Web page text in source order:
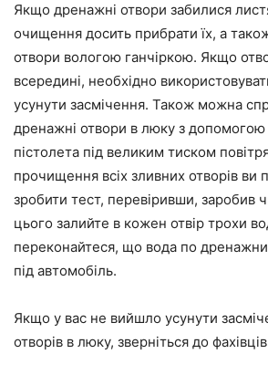
Якщо дренажні отвори забилися
очищення досить прибрати їх, а
отвори вологою ганчіркою. Якщо
всередині, необхідно
усунути засмічення. Також можна
дренажні отвори в люку з допомогою
пістолета під великим тиском
прочищення всіх зливних отворів ви
зробити тест, перевіривши, заробив
цього залийте в кожен отвір трохи
переконайтеся, що вода по
під автомобіль.
Якщо у вас не вийшло усунути
отворів в люку, зверніться до